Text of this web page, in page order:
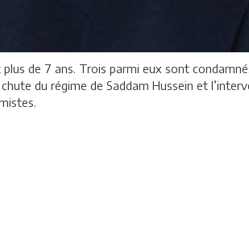
de 7 ans. Trois parmi eux sont
du régime de Saddam Hussein et